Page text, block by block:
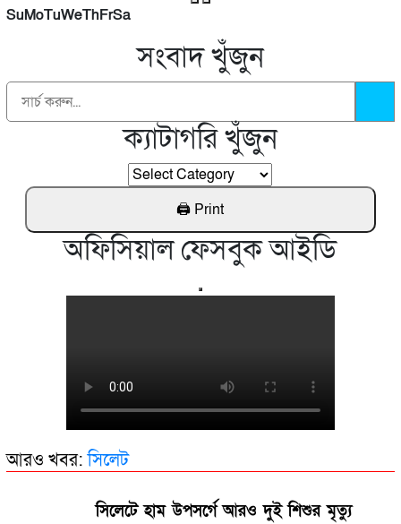
রাজশাহীতে দুই ভারতীয় নাগরিকের ভুয়া জন্মসনদ,জমি
দখলের অভিযোগ
কর্মকর্তা
নওগাঁ নিয়ামতপুরে মেলার আড়ালে অশ্লীল নৃত্য পরিবেশন
করে নষ্ট করছে যুবসমাজ
SuMoTuWeThFrSa
সংবাদ খুঁজুন
ক্যাটাগরি খুঁজুন
অফিসিয়াল ফেসবুক আইডি
আরও খবর:সিলেট
সিলেটে হাম উপসর্গে আরও দুই শিশুর মৃত্যু